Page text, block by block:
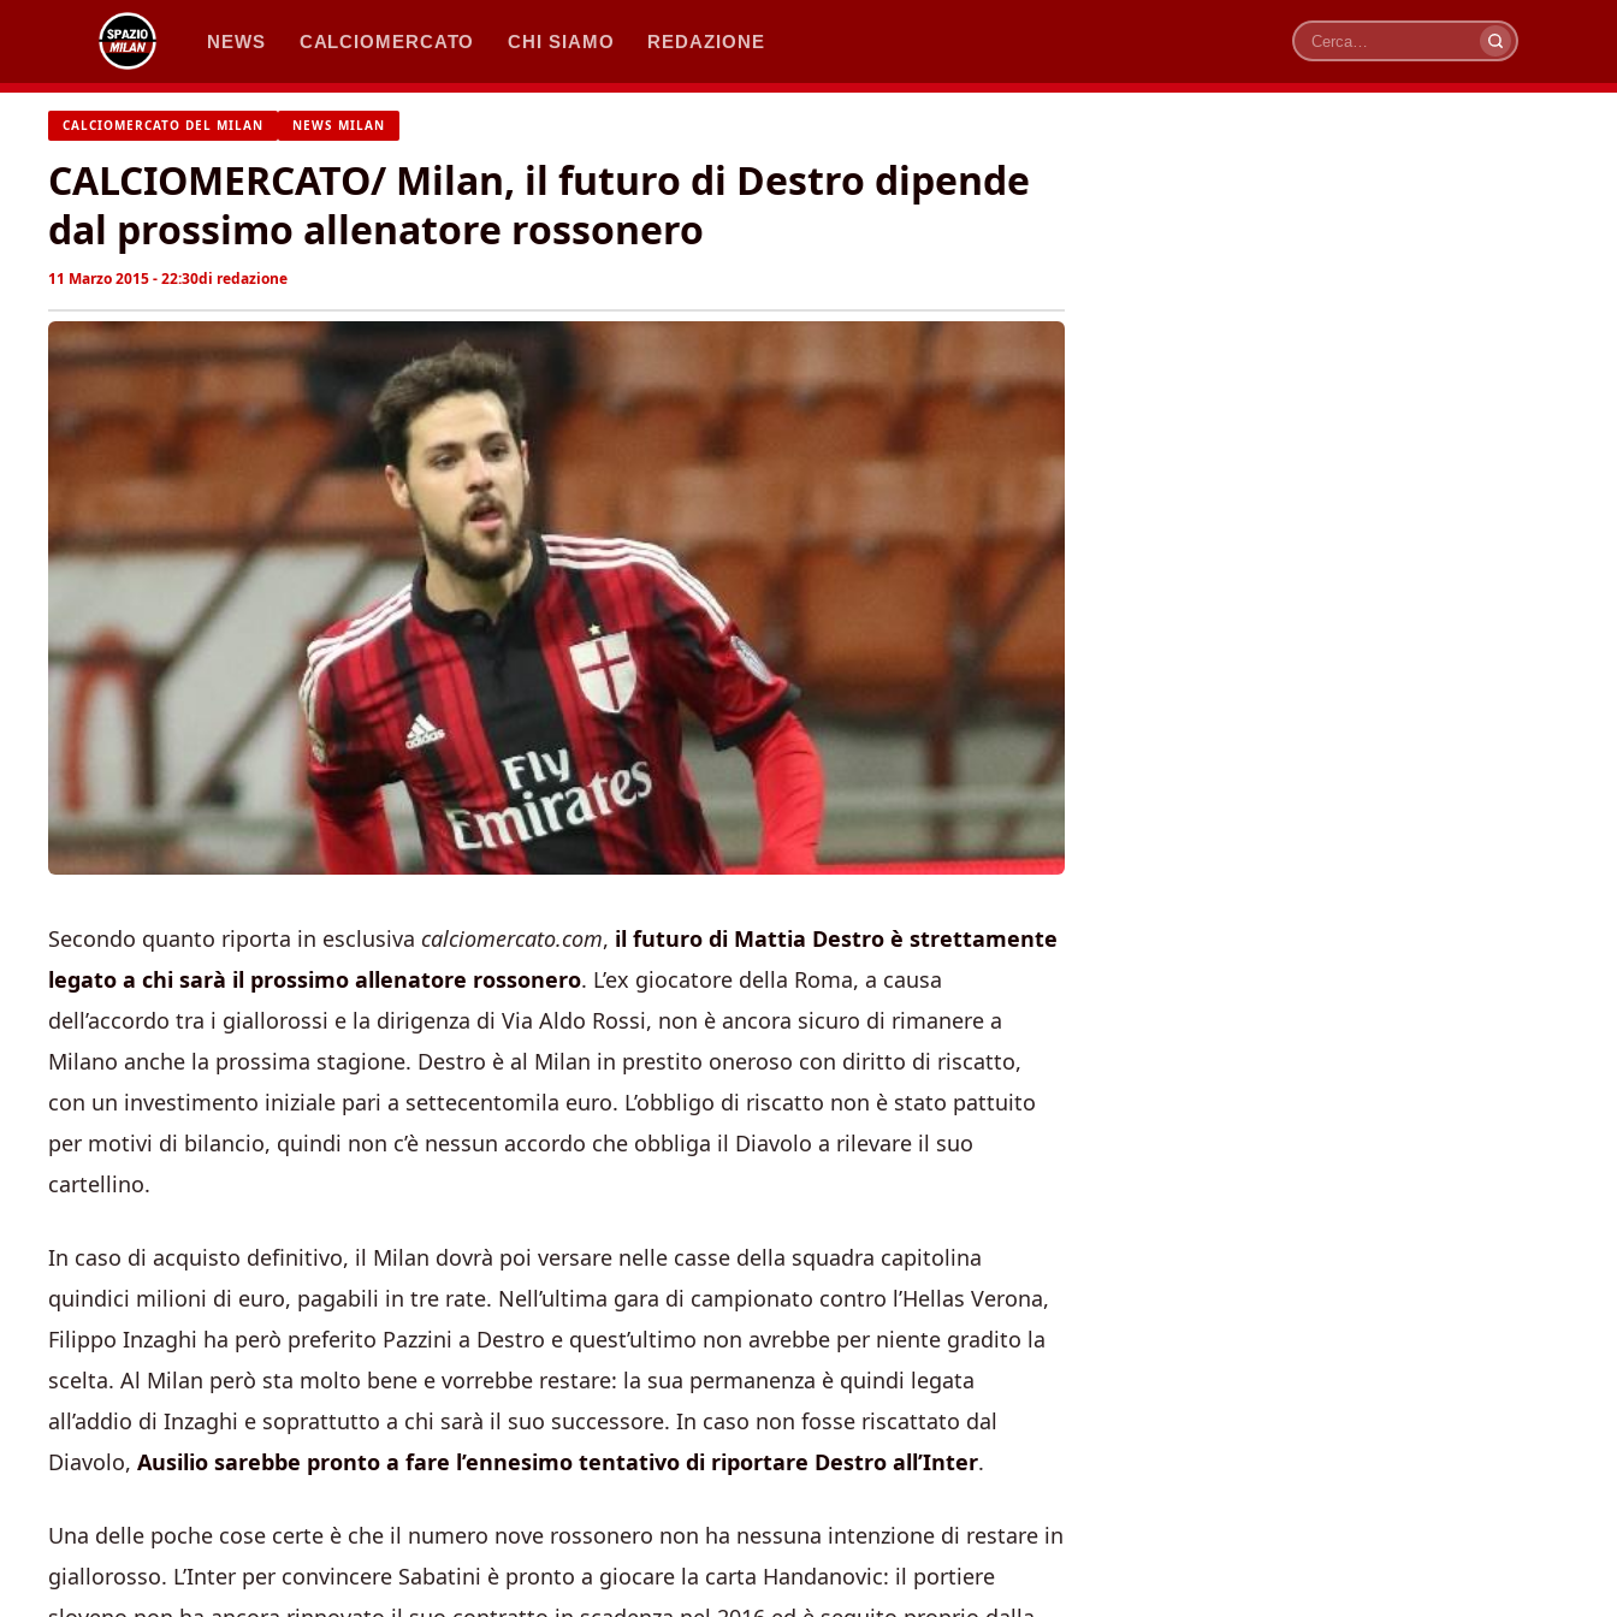
contenuto
NEWS CALCIOMERCATO CHI SIAMO REDAZIONE
Cerca
CALCIOMERCATO DEL MILAN NEWS MILAN
CALCIOMERCATO/ Milan, il futuro di Destro dipende
dal prossimo allenatore rossonero
11 Marzo 2015 - 22:30di redazione
Secondo quanto riporta in esclusiva calciomercato.com, il futuro di Mattia Destro è strettamente
legato a chi sarà il prossimo allenatore rossonero. L’ex giocatore della Roma, a causa
dell’accordo tra i giallorossi e la dirigenza di Via Aldo Rossi, non è ancora sicuro di rimanere a
Milano anche la prossima stagione. Destro è al Milan in prestito oneroso con diritto di riscatto,
con un investimento iniziale pari a settecentomila euro. L’obbligo di riscatto non è stato pattuito
per motivi di bilancio, quindi non c’è nessun accordo che obbliga il Diavolo a rilevare il suo
cartellino.
In caso di acquisto definitivo, il Milan dovrà poi versare nelle casse della squadra capitolina
quindici milioni di euro, pagabili in tre rate. Nell’ultima gara di campionato contro l’Hellas Verona,
Filippo Inzaghi ha però preferito Pazzini a Destro e quest’ultimo non avrebbe per niente gradito la
scelta. Al Milan però sta molto bene e vorrebbe restare: la sua permanenza è quindi legata
all’addio di Inzaghi e soprattutto a chi sarà il suo successore. In caso non fosse riscattato dal
Diavolo, Ausilio sarebbe pronto a fare l’ennesimo tentativo di riportare Destro all’Inter.
Una delle poche cose certe è che il numero nove rossonero non ha nessuna intenzione di restare in
giallorosso. L’Inter per convincere Sabatini è pronto a giocare la carta Handanovic: il portiere